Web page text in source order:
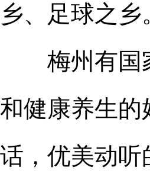
乡、足球之乡
梅州有国家
和健康养生的
话，优美动听